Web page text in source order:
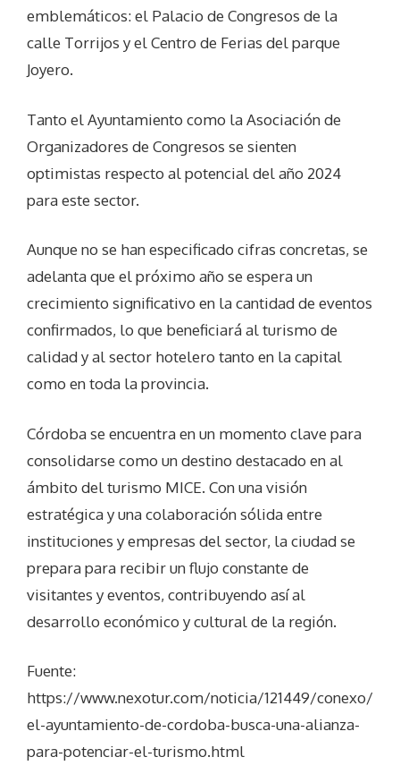
emblemáticos: el Palacio de Congresos de la
calle Torrijos y el Centro de Ferias del parque
Joyero.
Tanto el Ayuntamiento como la Asociación de
Organizadores de Congresos se sienten
optimistas respecto al potencial del año 2024
para este sector.
Aunque no se han especificado cifras concretas, se
adelanta que el próximo año se espera un
crecimiento significativo en la cantidad de eventos
confirmados, lo que beneficiará al turismo de
calidad y al sector hotelero tanto en la capital
como en toda la provincia.
Córdoba se encuentra en un momento clave para
consolidarse como un destino destacado en al
ámbito del turismo MICE. Con una visión
estratégica y una colaboración sólida entre
instituciones y empresas del sector, la ciudad se
prepara para recibir un flujo constante de
visitantes y eventos, contribuyendo así al
desarrollo económico y cultural de la región.
Fuente:
https://www.nexotur.com/noticia/121449/conexo/
el-ayuntamiento-de-cordoba-busca-una-alianza-
para-potenciar-el-turismo.html